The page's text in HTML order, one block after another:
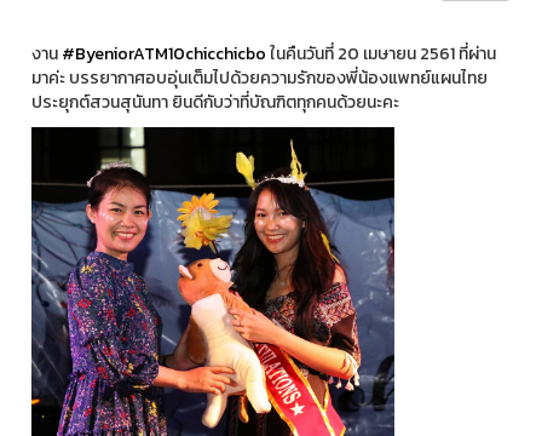
งาน#ByeniorATM10chicchicboในคืนวันที่ 20 เมษายน 2561 ที่ผ่าน
มาค่ะ บรรยากาศอบอุ่นเต็มไปด้วยความรักของพี่น้องแพทย์แผนไทย
ประยุกต์สวนสุนันทา ยินดีกับว่าที่บัณฑิตทุกคนด้วยนะคะ